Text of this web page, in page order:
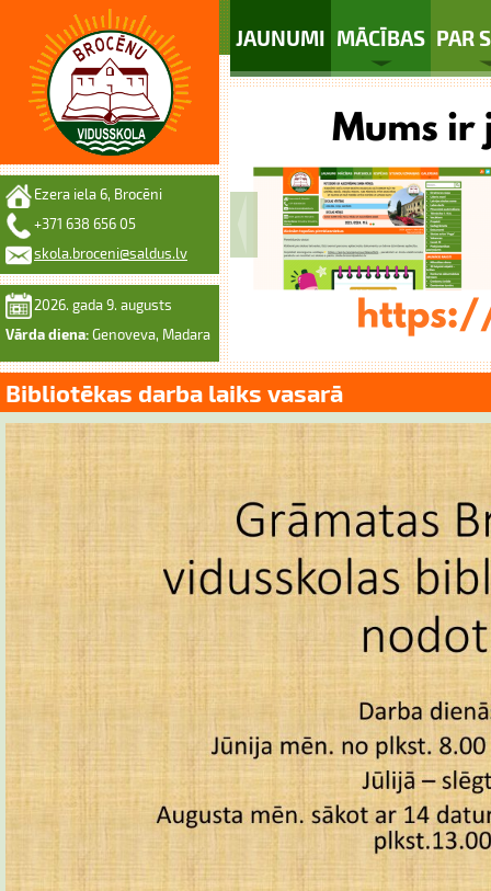
JAUNUMI MĀCĪBAS PAR
Ezera iela 6, Brocēni
+371 638 656 05
skola.broceni@saldus.lv
2026. gada 9. augusts
Vārda diena: Genoveva, Madara
Bibliotēkas darba laiks vasarā